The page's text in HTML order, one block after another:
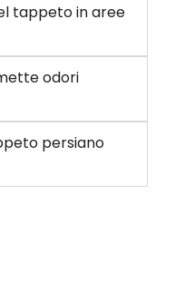
tappeto in aree
odori
persiano